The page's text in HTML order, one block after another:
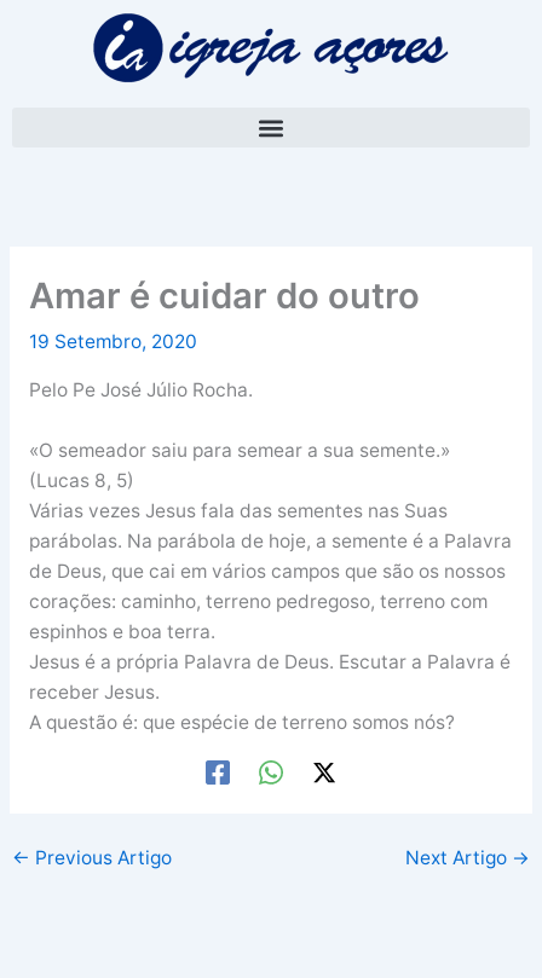
Amar é cuidar do outro
19 Setembro, 2020
Pelo Pe José Júlio Rocha.
«O semeador saiu para semear a sua semente.»
(Lucas 8, 5)
Várias vezes Jesus fala das sementes nas Suas
parábolas. Na parábola de hoje, a semente é a Palavra
de Deus, que cai em vários campos que são os nossos
corações: caminho, terreno pedregoso, terreno com
espinhos e boa terra.
Jesus é a própria Palavra de Deus. Escutar a Palavra é
receber Jesus.
A questão é: que espécie de terreno somos nós?
← Previous Artigo Next Artigo →